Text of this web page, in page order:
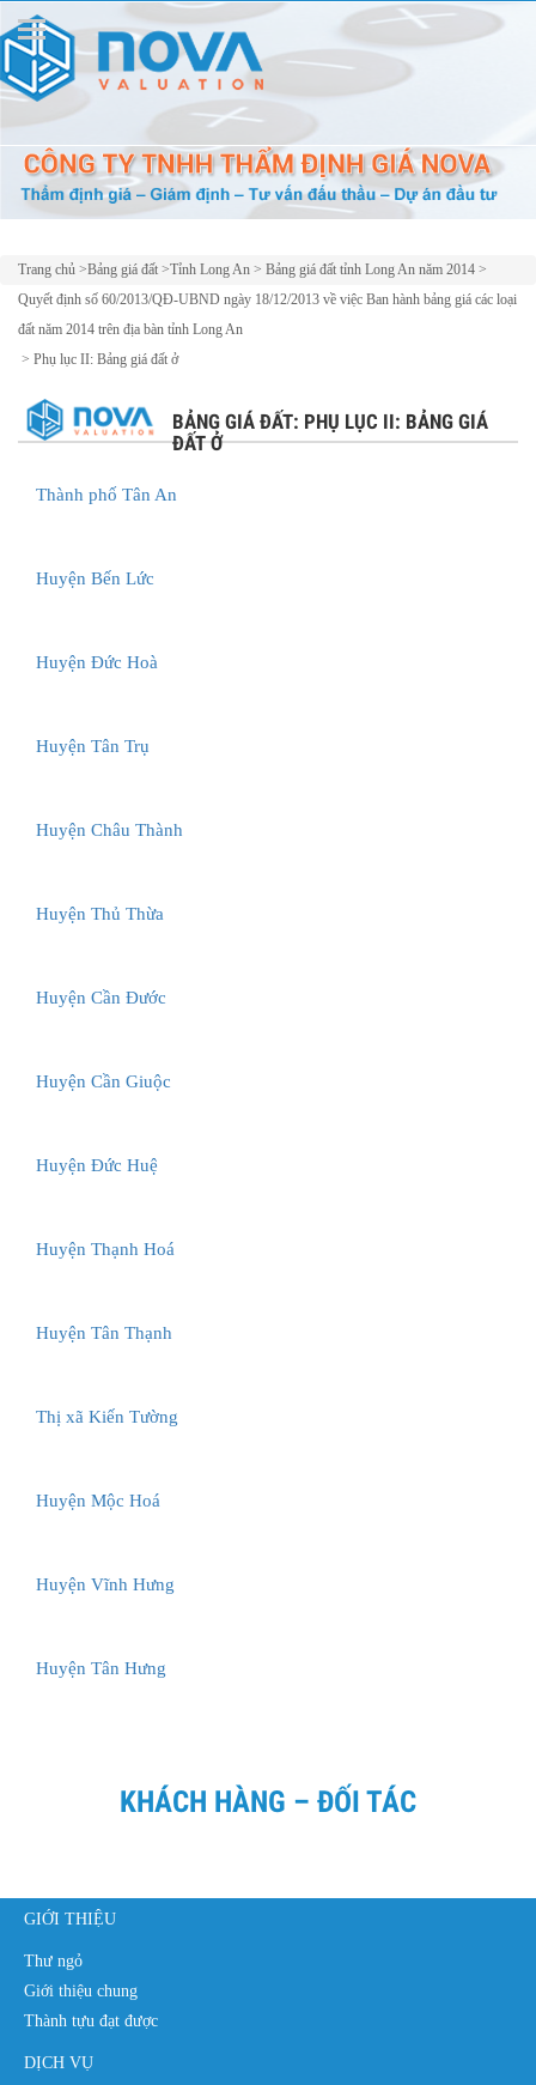
Trang chủ >Bảng giá đất >Tỉnh Long An > Bảng giá đất tỉnh Long An năm 2014 >
Quyết định số 60/2013/QĐ-UBND ngày 18/12/2013 về việc Ban hành bảng giá các loại
đất năm 2014 trên địa bàn tỉnh Long An
> Phụ lục II: Bảng giá đất ở
BẢNG GIÁ ĐẤT: PHỤ LỤC II: BẢNG GIÁ
ĐẤT Ở
Thành phố Tân An
Huyện Bến Lức
Huyện Đức Hoà
Huyện Tân Trụ
Huyện Châu Thành
Huyện Thủ Thừa
Huyện Cần Đước
Huyện Cần Giuộc
Huyện Đức Huệ
Huyện Thạnh Hoá
Huyện Tân Thạnh
Thị xã Kiến Tường
Huyện Mộc Hoá
Huyện Vĩnh Hưng
Huyện Tân Hưng
KHÁCH HÀNG – ĐỐI TÁC
GIỚI THIỆU
Thư ngỏ
Giới thiệu chung
Thành tựu đạt được
DỊCH VỤ